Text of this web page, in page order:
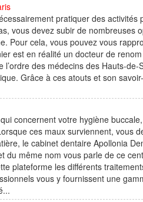
pratiquer des
vous devez subir de nombreuses
Pour cela, vous pouvez vous
est en réalité un docteur de
des médecins des Hauts-
Grâce à ces atouts et son
concernent votre hygiène
ces maux surviennent, vous
le cabinet dentaire Apollonia
du même nom vous parle de ce
plateforme les différents
vous y fournissent une